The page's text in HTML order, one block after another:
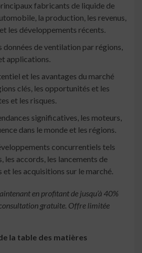
fabricants de liquide de
la production, les revenus,
les développements récents.
données de ventilation par régions,
applications.
et les avantages du marché
clés, les opportunités et les
et les risques.
significatives, les moteurs,
dans le monde et les régions.
concurrentiels tels
les accords, les lancements de
et les acquisitions sur le marché.
en profitant de jusqu’à 40%
gratuite. Offre limitée
la table des matières